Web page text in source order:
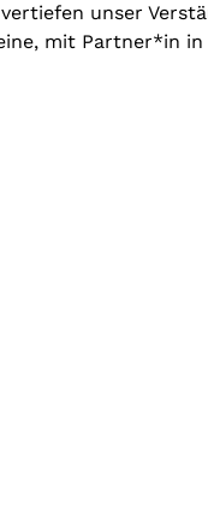
unser
mit Partner*in